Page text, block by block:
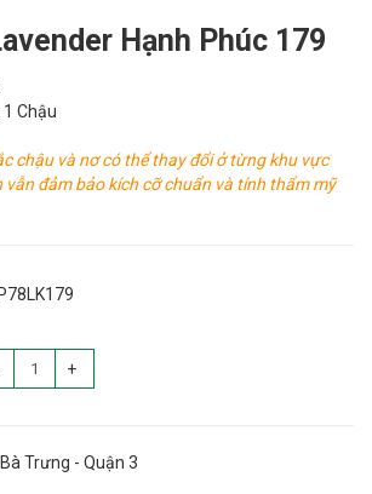
Hạnh Phúc 179
Chậu
chậu và nơ có thể thay đổi ở từng khu vực
vẫn đảm bảo kích cỡ chuẩn và tính thẩm mỹ
+
Trưng - Quận 3